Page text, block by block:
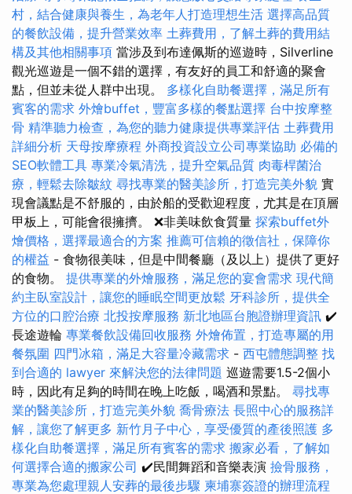
村，結合健康與養生，為老年人打造理想生活 選擇高品質
的餐飲設備，提升營業效率 土葬費用，了解土葬的費用結
構及其他相關事項 當涉及到布達佩斯的巡遊時，Silverline
觀光巡遊是一個不錯的選擇，有友好的員工和舒適的聚會
點，但並未從人群中出現。 多樣化自助餐選擇，滿足所有
賓客的需求 外燴buffet，豐富多樣的餐點選擇 台中按摩整
骨 精準聽力檢查，為您的聽力健康提供專業評估 土葬費用
詳細分析 天母按摩療程 外商投資設立公司專業協助 必備的
SEO軟體工具 專業冷氣清洗，提升空氣品質 肉毒桿菌治
療，輕鬆去除皺紋 尋找專業的醫美診所，打造完美外貌 實
現會議點是不舒服的，由於船的受歡迎程度，尤其是在頂層
甲板上，可能會很擁擠。 ❌非美味飲食質量 探索buffet外
燴價格，選擇最適合的方案 推薦可信賴的徵信社，保障你
的權益 - 食物很美味，但是中間餐廳（及以上）提供了更好
的食物。 提供專業的外燴服務，滿足您的宴會需求 現代簡
約主臥室設計，讓您的睡眠空間更放鬆 牙科診所，提供全
方位的口腔治療 北投按摩服務 新北地區台胞證辦理資訊 ✔️
長途遊輪 專業餐飲設備回收服務 外燴佈置，打造專屬的用
餐氛圍 四門冰箱，滿足大容量冷藏需求 - 西屯體態調整 找
到合適的 lawyer 來解決您的法律問題 巡遊需要1.5-2個小
時，因此有足夠的時間在晚上吃飯，喝酒和景點。 尋找專
業的醫美診所，打造完美外貌 喬骨療法 長照中心的服務詳
解，讓您了解更多 新竹月子中心，享受優質的產後照護 多
樣化自助餐選擇，滿足所有賓客的需求 搬家必看，了解如
何選擇合適的搬家公司 ✔️民間舞蹈和音樂表演 撿骨服務，
專業為您處理親人安葬的最後步驟 柬埔寨簽證的辦理流程